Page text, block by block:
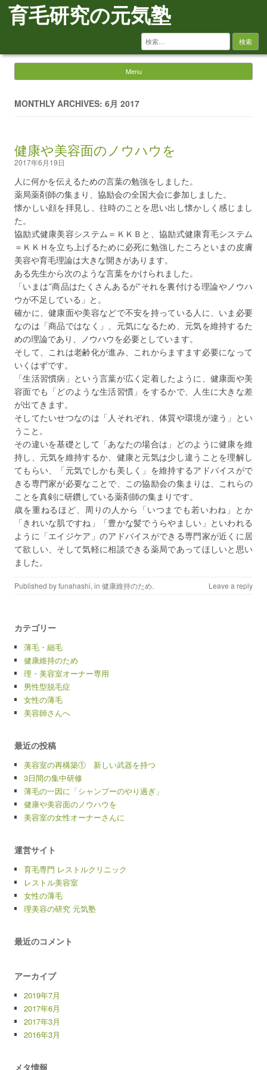
育毛研究の元気塾
検
索:
Menu
MONTHLY ARCHIVES: 6月 2017
健康や美容面のノウハウを
2017年6月19日
人に何かを伝えるための言葉の勉強をしました。
薬局薬剤師の集まり、協励会の全国大会に参加しました。
懐かしい顔を拝見し、往時のことを思い出し懐かしく感じまし
た。
協励式健康美容システム＝ＫＫＢと、協励式健康育毛システム
＝ＫＫＨを立ち上げるために必死に勉強したころといまの皮膚
美容や育毛理論は大きな開きがあります。
ある先生から次のような言葉をかけられました。
「いまは”商品はたくさんあるが”それを裏付ける理論やノウハ
ウが不足している」と。
確かに、健康面や美容などで不安を持っている人に、いま必要
なのは「商品ではなく」、元気になるため、元気を維持するた
めの理論であり、ノウハウを必要としています。
そして、これは老齢化が進み、これからますます必要になって
いくはずです。
「生活習慣病」という言葉が広く定着したように、健康面や美
容面でも「どのような生活習慣」をするかで、人生に大きな差
が出てきます。
そしてたいせつなのは「人それぞれ、体質や環境が違う」とい
うこと。
その違いを基礎として「あなたの場合は」どのように健康を維
持し、元気を維持するか、健康と元気は少し違うことを理解し
てもらい、「元気でしかも美しく」を維持するアドバイスがで
きる専門家が必要なことで、この協励会の集まりは、これらの
ことを真剣に研鑽している薬剤師の集まりです。
歳を重ねるほど、周りの人から「いつまでも若いわね」とか
「きれいな肌ですね」「豊かな髪でうらやましい」といわれる
ように「エイジケア」のアドバイスができる専門家が近くに居
て欲しい、そして気軽に相談できる薬局であってほしいと思い
ました。
Published byfunahashi, in 健康維持のため. Leave a reply
カテゴリー
薄毛・細毛
健康維持のため
理・美容室オーナー専用
男性型脱毛症
女性の薄毛
美容師さんへ
最近の投稿
美容室の再構築① 新しい武器を持つ
3日間の集中研修
薄毛の一因に「シャンプーのやり過ぎ」
健康や美容面のノウハウを
美容室の女性オーナーさんに
運営サイト
育毛専門 レストルクリニック
レストル美容室
女性の薄毛
理美容の研究 元気塾
最近のコメント
アーカイブ
2019年7月
2017年6月
2017年3月
2016年3月
メタ情報